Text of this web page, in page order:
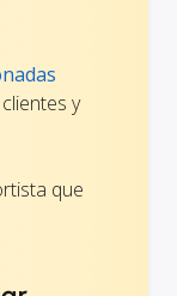
y
que